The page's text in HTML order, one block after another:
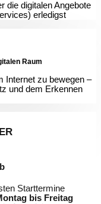
die digitalen Angebote
erledigst
Raum
Internet zu bewegen –
und dem Erkennen
Starttermine
bis Freitag